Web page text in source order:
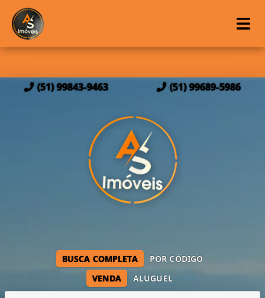
(51) 99843-9463 (51) 99689-5986
VENDA ALUGUEL
BUSCA COMPLETA POR CÓDIGO